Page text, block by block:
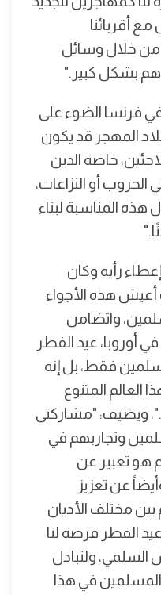
مع أقربائنا
من خلال وسائل
بشكل كبير."
فرنسا الضوء على
المهجر قد يكون
خاصة الذين
الحروب أو النزاعات،
هذه المناسبة لبناء
رأيه وكان
هذه الأجواء
واتضامن
أوروبا، عيد الفطر
فقط، بل إنه
العالم المتنوع
ويضيف: "مشاركتي
وتجاربهم في
هو تعبير عن
عن تعزيز
بين مختلف الأديان
الفطر فرصة لنا
السلمي، ولنبادل
المسلمين في هذا